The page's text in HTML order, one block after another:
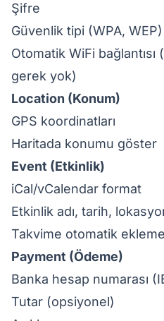
Şifre
Güvenlik tipi (WPA, WEP)
Otomatik WiFi
gerek yok)
Location (Konum)
GPS koordinatları
Haritada konumu göster
Event (Etkinlik)
iCal/vCalendar format
Etkinlik adı, tarih,
Takvime otomatik ekleme
Payment (Ödeme)
Banka hesap numarası
Tutar (opsiyonel)